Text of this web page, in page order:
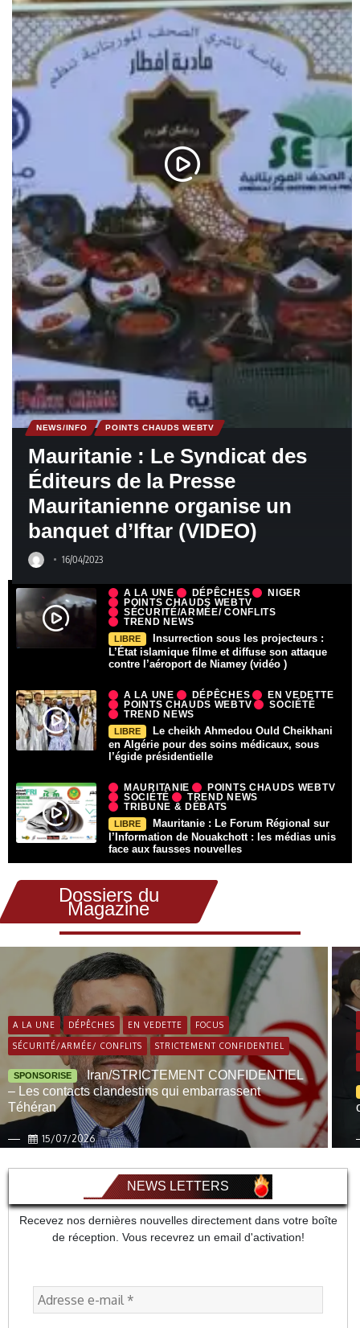
NEWS/INFO POINTS CHAUDS WEBTV
Mauritanie : Le Syndicat des
Éditeurs de la Presse
Mauritanienne organise un
banquet d’Iftar (VIDEO)
16/04/2023
A LA UNE DÉPÊCHES
NIGER
POINTS CHAUDS WEBTV
SÉCURITÉ/ARMÉE/ CONFLITS
TREND NEWS
LIBRE
Insurrection sous les projecteurs :
L’État islamique filme et diffuse son attaque
contre l’aéroport de Niamey (vidéo )
A LA UNE DÉPÊCHES
EN VEDETTE
POINTS CHAUDS WEBTV
SOCIÉTÉ
TREND NEWS
LIBRE
Le cheikh Ahmedou Ould Cheikhani
en Algérie pour des soins médicaux, sous
l’égide présidentielle
MAURITANIE
POINTS CHAUDS WEBTV
SOCIÉTÉ
TREND NEWS
TRIBUNE & DÉBATS
LIBRE
Mauritanie : Le Forum Régional sur
l’Information de Nouakchott : les médias unis
face aux fausses nouvelles
Dossiers du
Magazine
A LA UNE DÉPÊCHES EN VEDETTE FOCUS
SÉCURITÉ/ARMÉE/ CONFLITS STRICTEMENT CONFIDENTIEL
SPONSORISE
Iran/STRICTEMENT CONFIDENTIEL
– Les contacts clandestins qui embarrassent
Téhéran
15/07/2026
NEWS LETTERS
Recevez nos dernières nouvelles directement dans votre boîte
de réception. Vous recevrez un email d'activation!